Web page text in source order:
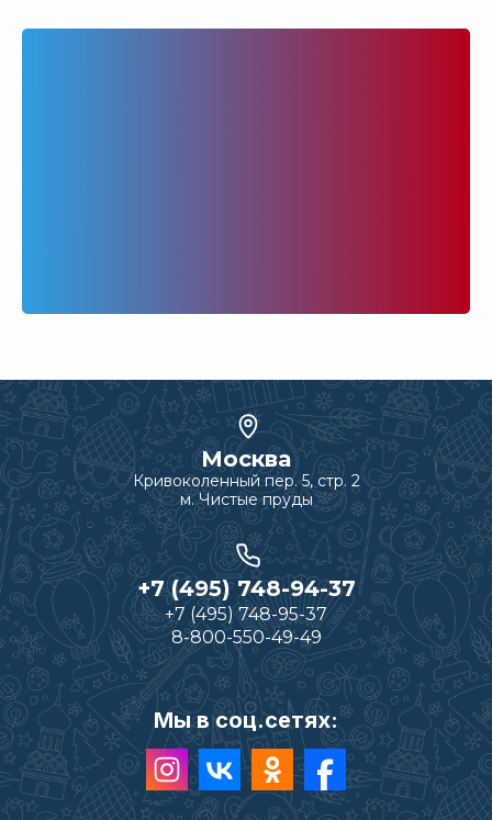
Москва
Кривоколенный пер. 5, стр. 2
м. Чистые пруды
+7 (495) 748-94-37
+7 (495) 748-95-37
8-800-550-49-49
Мы в соц.сетях: